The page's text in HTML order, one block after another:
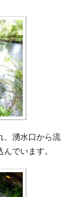
、湧水口から流
でいます。